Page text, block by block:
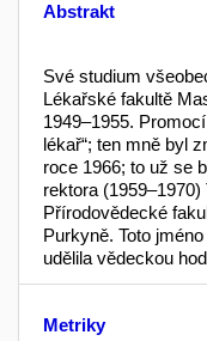
Abstrakt
Své studium
Lékařské fakultě
1949–1955.
lékař“; ten mně byl
roce 1966; to už se
rektora
Přírodovědecké
Purkyně. Toto
udělila vědeckou
Metriky